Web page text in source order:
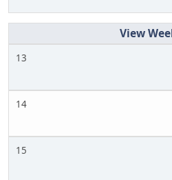
13
14
15